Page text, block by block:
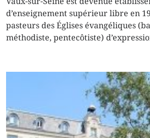
d’enseignement supérieur libre en
pasteurs des Églises évangéliques
méthodiste, pentecôtiste)